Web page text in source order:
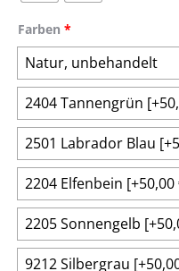
Farben *
Natur, unbehandelt
2404 Tannengrün
2501 Labrador Blau
2204 Elfenbein [+50,00
2205 Sonnengelb
9212 Silbergrau